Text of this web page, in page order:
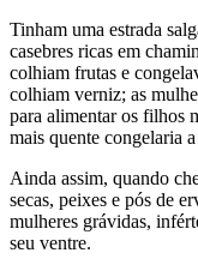
Tinham uma estrada
casebres ricas em
colhiam frutas e
colhiam verniz; as
para alimentar os filhos
mais quente congelaria
Ainda assim, quando
secas, peixes e pós de
mulheres grávidas,
seu ventre.